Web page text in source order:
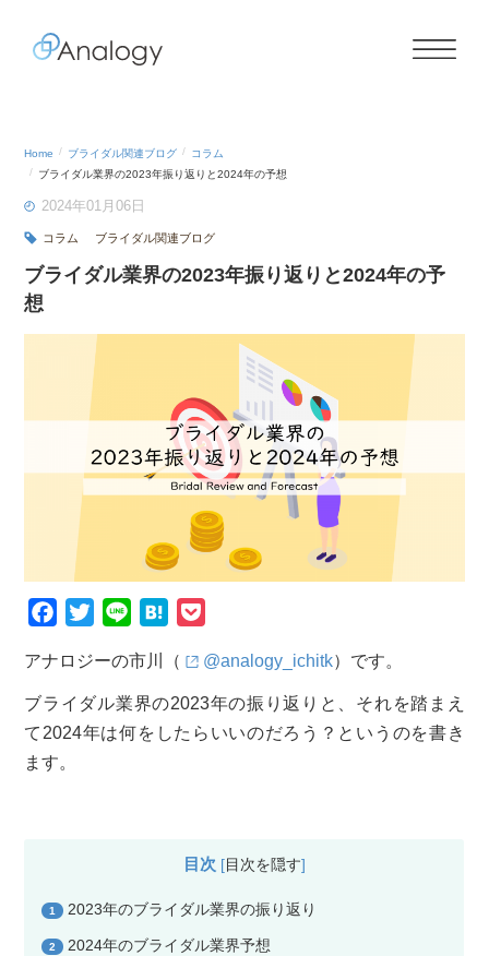
Home ブライダル関連ブログ
コラム
ブライダル業界の2023年振り返りと2024年の予想
2024年01月06日
コラム ブライダル関連ブログ
ブライダル業界の2023年振り返りと2024年の予
想
c
e
b
o
t
t
n
e
H
e
n
c
k
e
アナロジーの市川（ @analogy_ichitk）です。
ブライダル業界の2023年の振り返りと、それを踏まえ
て2024年は何をしたらいいのだろう？というのを書き
ます。
目次 [目次を隠す]
1 2023年のブライダル業界の振り返り
2 2024年のブライダル業界予想